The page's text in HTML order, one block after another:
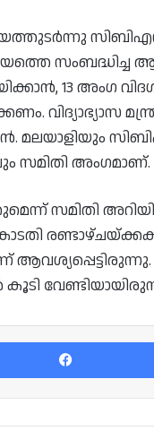
സിബിഎസ്ഇ
സംബദ്ധിച്ച
13 അംഗ
വിദ്യാഭ്യാസ
മലയാളിയും
സമിതി അംഗമാണ്.
സമിതി
കോടതി